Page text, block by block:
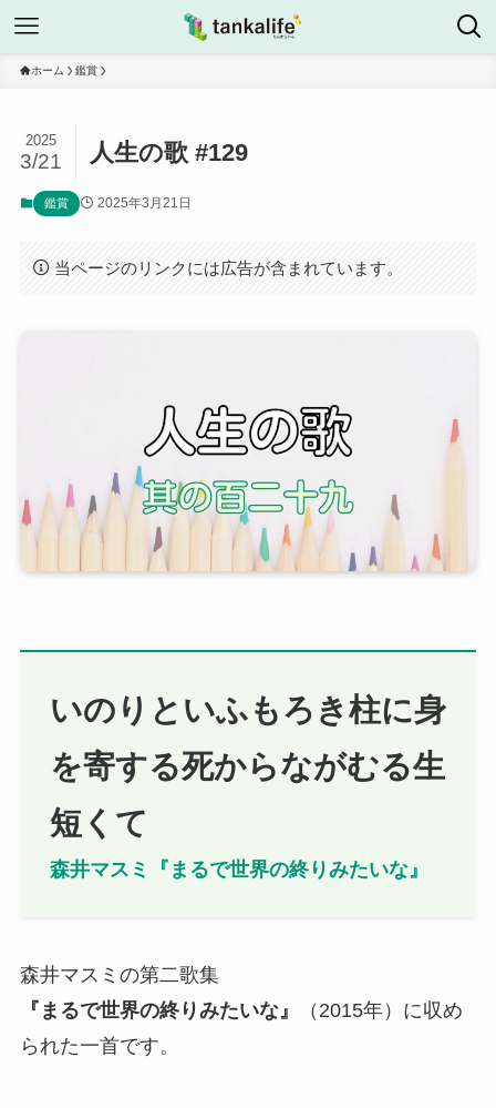
ホーム 鑑賞
人生の歌 #129
2025
3/21
鑑賞 2025年3月21日
当ページのリンクには広告が含まれています。
いのりといふもろき柱に身
を寄する死からながむる生
短くて
森井マスミ『まるで世界の終りみたいな』
森井マスミの第二歌集
『 まるで世界の終りみたいな』
（2015年）に収め
られた一首です。